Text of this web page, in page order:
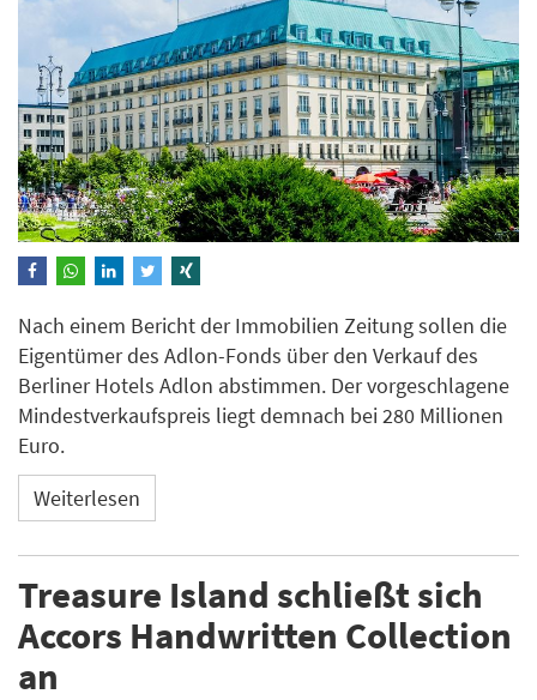
Nach einem Bericht der Immobilien Zeitung sollen die
Eigentümer des Adlon-Fonds über den Verkauf des
Berliner Hotels Adlon abstimmen. Der vorgeschlagene
Mindestverkaufspreis liegt demnach bei 280 Millionen
Euro.
Weiterlesen
Treasure Island schließt sich
Accors Handwritten Collection
an